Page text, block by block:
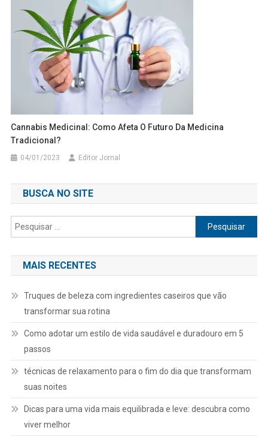
Cannabis Medicinal: Como Afeta O Futuro Da Medicina
Tradicional?
04/01/2023 Editor Jornal
BUSCA NO SITE
Pesquisar
por:
MAIS RECENTES
Truques de beleza com ingredientes caseiros que vão
transformar sua rotina
Como adotar um estilo de vida saudável e duradouro em 5
passos
técnicas de relaxamento para o fim do dia que transformam
suas noites
Dicas para uma vida mais equilibrada e leve: descubra como
viver melhor